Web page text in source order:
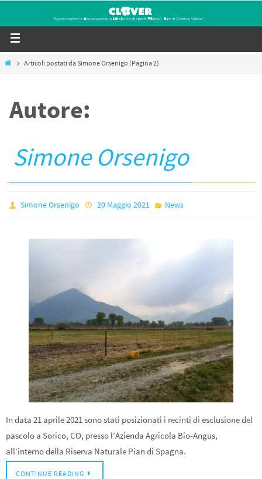
Articoli postati da Simone Orsenigo (Pagina 2)
Autore:
Simone Orsenigo
Simone Orsenigo 20 Maggio 2021 News
In data 21 aprile 2021 sono stati posizionati i recinti di esclusione del
pascolo a Sorico, CO, presso l’Azienda Agricola Bio-Angus,
all’interno della Riserva Naturale Pian di Spagna.
CONTINUE READING